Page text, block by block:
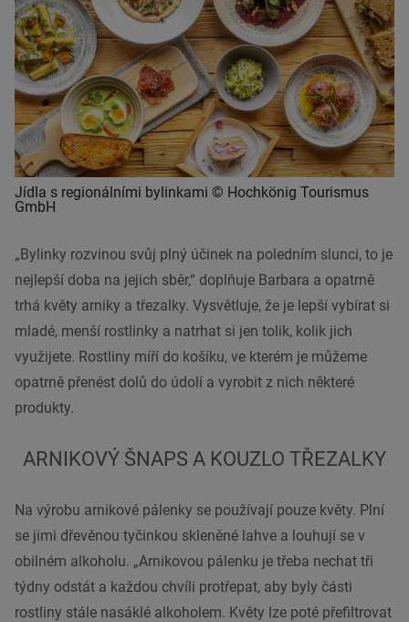
Jídla s regionálními bylinkami © Hochkönig Tourismus
GmbH
„Bylinky rozvinou svůj plný účinek na poledním slunci, to je
nejlepší doba na jejich sběr,“ doplňuje Barbara a opatrně
trhá květy arniky a třezalky. Vysvětluje, že je lepší vybírat si
mladé, menší rostlinky a natrhat si jen tolik, kolik jich
využijete. Rostliny míří do košíku, ve kterém je můžeme
opatrně přenést dolů do údolí a vyrobit z nich některé
produkty.
ARNIKOVÝ ŠNAPS A KOUZLO TŘEZALKY
Na výrobu arnikové pálenky se používají pouze květy. Plní
se jimi dřevěnou tyčinkou skleněné lahve a louhují se v
obilném alkoholu. „Arnikovou pálenku je třeba nechat tři
týdny odstát a každou chvíli protřepat, aby byly části
rostliny stále nasáklé alkoholem. Květy lze poté přefiltrovat